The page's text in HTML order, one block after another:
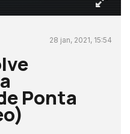
28 jan, 2021, 15:54
Ponta